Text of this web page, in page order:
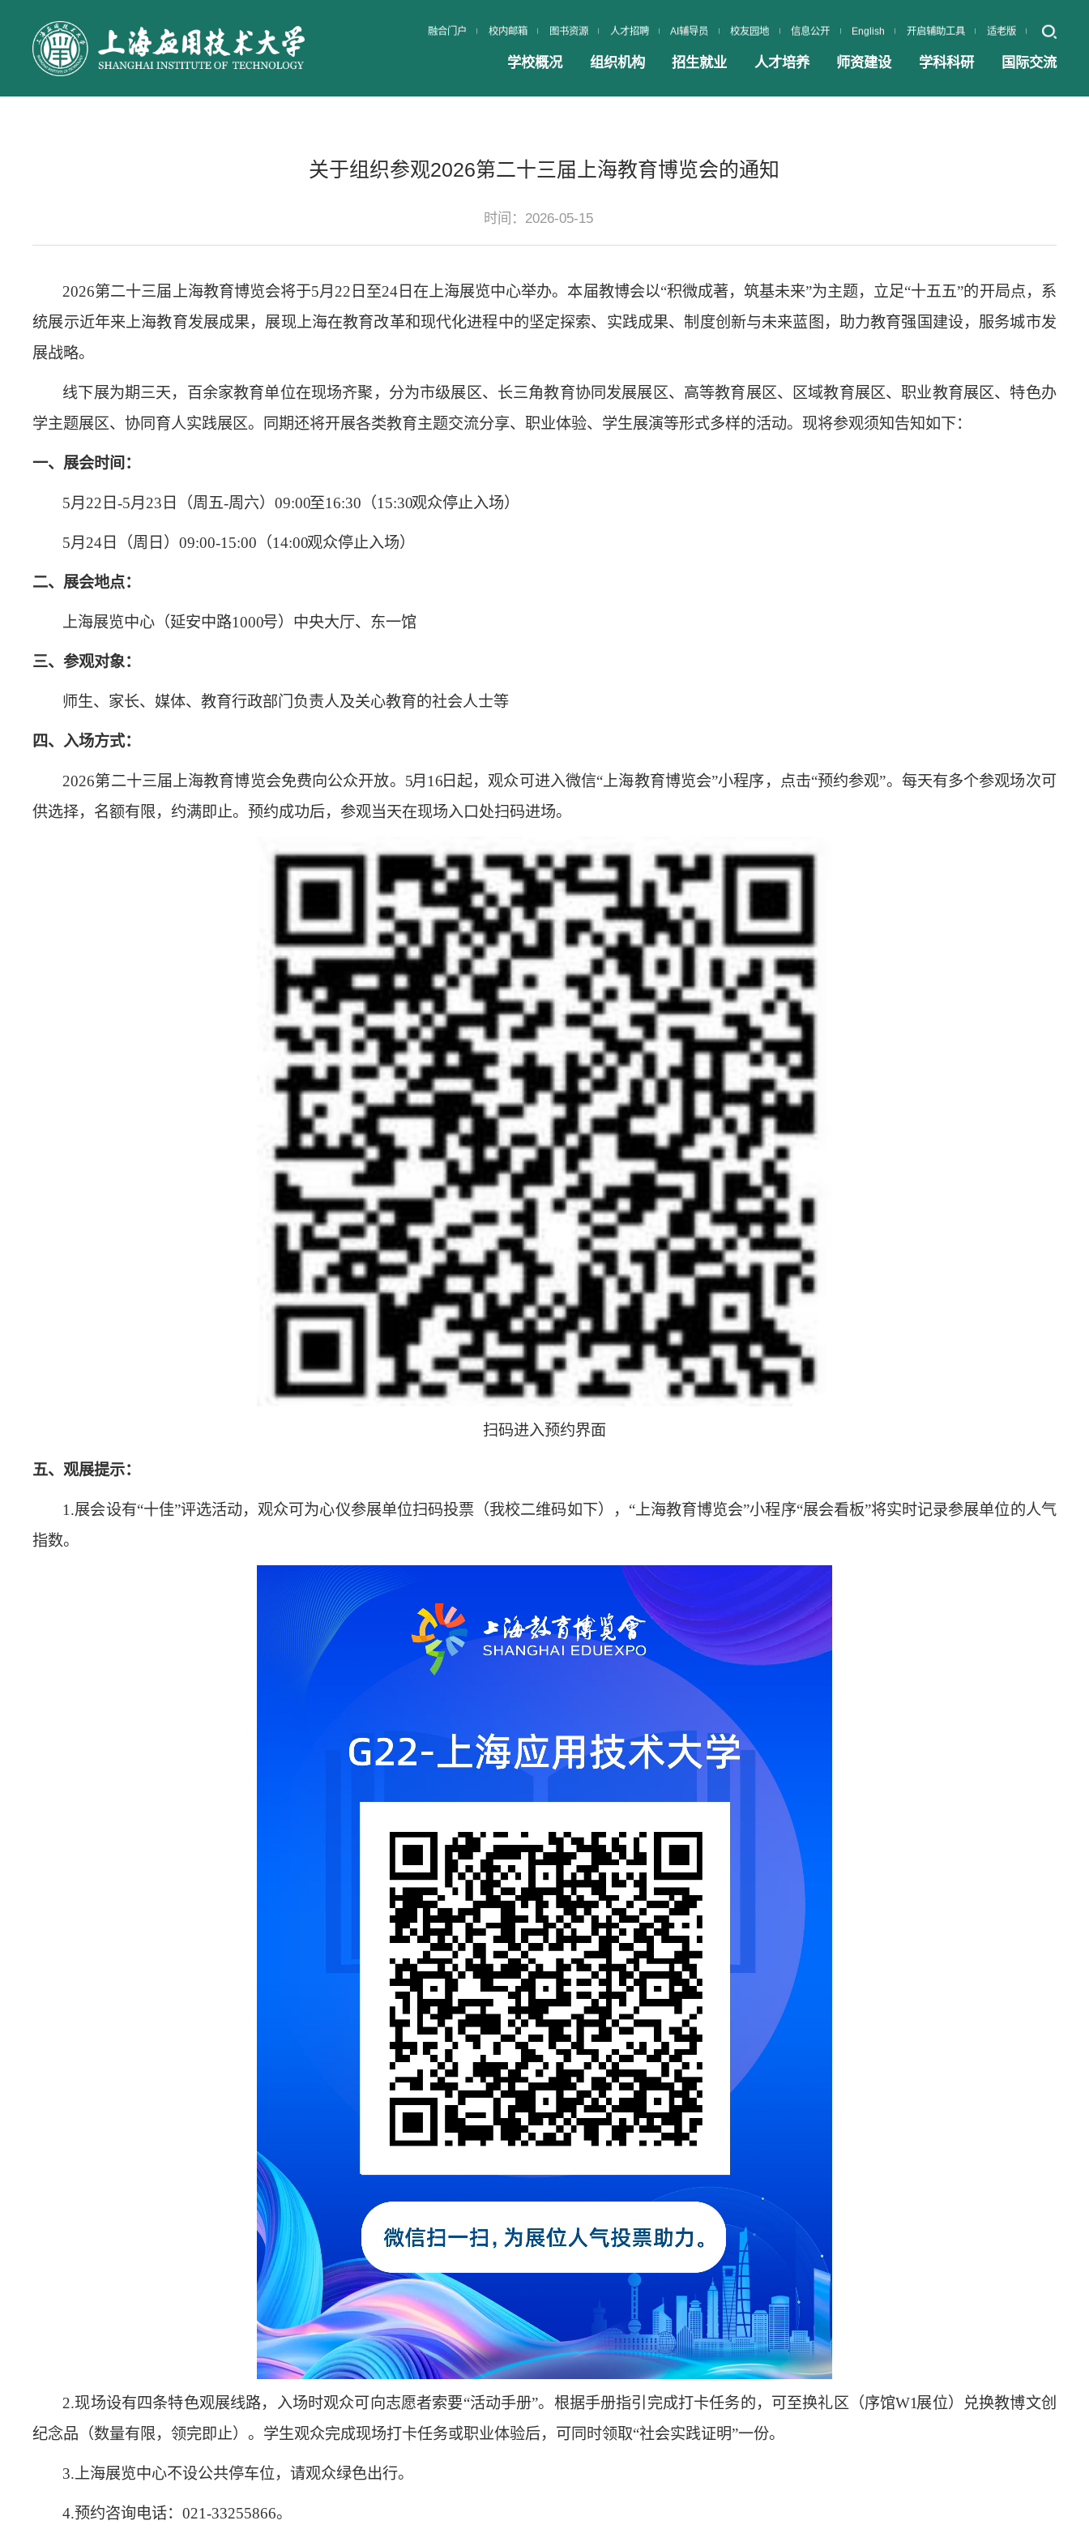
融合门户 校内邮箱 图书资源 人才招聘 AI辅导员 校友园地 信息公开 English 开启辅助工具 适老版
学校概况 组织机构 招生就业 人才培养 师资建设 学科科研 国际交流
关于组织参观2026第二十三届上海教育博览会的通知
时间：2026-05-15
2026第二十三届上海教育博览会将于5月22日至24日在上海展览中心举办。本届教博会以“积微成著，筑基未来”为主题，立足“十五五”的开局点，系
统展示近年来上海教育发展成果，展现上海在教育改革和现代化进程中的坚定探索、实践成果、制度创新与未来蓝图，助力教育强国建设，服务城市发
展战略。
线下展为期三天，百余家教育单位在现场齐聚，分为市级展区、长三角教育协同发展展区、高等教育展区、区域教育展区、职业教育展区、特色办
学主题展区、协同育人实践展区。同期还将开展各类教育主题交流分享、职业体验、学生展演等形式多样的活动。现将参观须知告知如下：
一、展会时间：
5月22日-5月23日（周五-周六）09:00 至16:30（15:30 观众停止入场）
5月24日（周 日）09:00-15:00（14:00 观众停止入场）
二、 展会地点：
上海展览中心（延安中路1000 号）中央大厅、东一馆
三、参观对象：
师生、家长、媒体、教育行政部门负责人及关心教育的社会人士等
四、入场方式：
2026第二十三届上海教育博览会免费向公众开放。5 月16 日起，观众可进入微信“上海教育博览会”小程序，点击“预约参观”。每天有多个参观场次可
供选择，名额有限，约满即止。预约成功后，参观当天在现场入口处扫码进场。
扫码进入预约界面
五、观展提示：
1.展会设有“十佳”评选活动，观众可为心仪参展单位扫码投票（我校二维码如下），“上海教育博览会”小程序“展会看板”将实时记录参展单位的人气
指数。
2.现场设有四条特色观展线路，入场时观众可向志愿者索要“活动手册”。根据手册指引完成打卡任务的，可至换礼区（序馆W1 展位）兑换教博文创
纪念品（数量有限，领完即止）。学生观众完成现场打卡任务或职业体验后，可同时领取“社会实践证明”一份。
3.上海展览中心不设公共停车位，请观众绿色出行。
4.预约咨询电话：021-33255866。